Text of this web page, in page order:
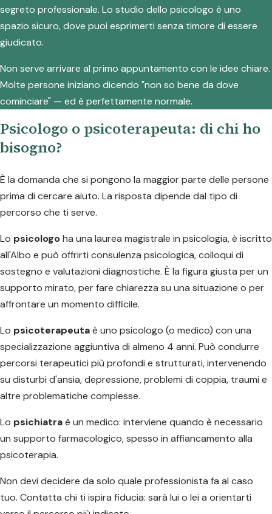
segreto professionale. Lo studio dello psicologo è uno
spazio sicuro, dove puoi esprimerti senza timore di essere
giudicato.
Non serve arrivare al primo appuntamento con le idee chiare.
Molte persone iniziano dicendo "non so bene da dove
cominciare" — ed è perfettamente normale.
Psicologo o psicoterapeuta: di chi ho
bisogno?
È la domanda che si pongono la maggior parte delle persone
prima di cercare aiuto. La risposta dipende dal tipo di
percorso che ti serve.
Lo psicologoha una laurea magistrale in psicologia, è iscritto
all'Albo e può offrirti consulenza psicologica, colloqui di
sostegno e valutazioni diagnostiche. È la figura giusta per un
supporto mirato, per fare chiarezza su una situazione o per
affrontare un momento difficile.
Lo psicoterapeutaè uno psicologo (o medico) con una
specializzazione aggiuntiva di almeno 4 anni. Può condurre
percorsi terapeutici più profondi e strutturati, intervenendo
su disturbi d'ansia, depressione, problemi di coppia, traumi e
altre problematiche complesse.
Lo psichiatraè un medico: interviene quando è necessario
un supporto farmacologico, spesso in affiancamento alla
psicoterapia.
Non devi decidere da solo quale professionista fa al caso
tuo. Contatta chi ti ispira fiducia: sarà lui o lei a orientarti